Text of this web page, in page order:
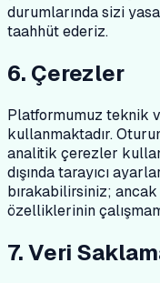
durumlarında sizi
taahhüt ederiz.
6. Çerezler
Platformumuz teknik
kullanmaktadır.
analitik çerezler
dışında tarayıcı
bırakabilirsiniz;
özelliklerinin
7. Veri